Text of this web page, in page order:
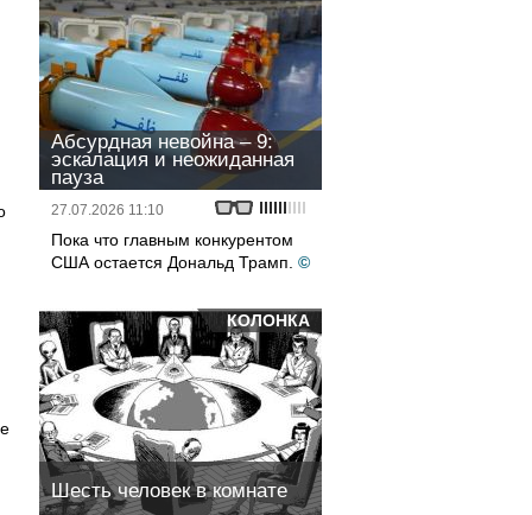
Абсурдная невойна – 9:
эскалация и неожиданная
пауза
27.07.2026 11:10
Пока что главным конкурентом
США остается Дональд Трамп. ©
КОЛОНКА
Шесть человек в комнате